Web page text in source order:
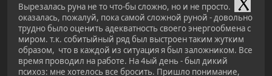
Вырезалась руна не то что-бы сложно, но и не просто.
оказалась, пожалуй, пока cамой сложной руной - довольно
трудно было оценить адекватность своего энергообмена с
миром. т.к. собитыйный ряд был выстроен таким жутким
образом, что в каждой из ситуация я был заложником. Все
время проводил на работе. На 4ый день - был дикий
психоз: мне хотелось все бросить. Пришло понимание,